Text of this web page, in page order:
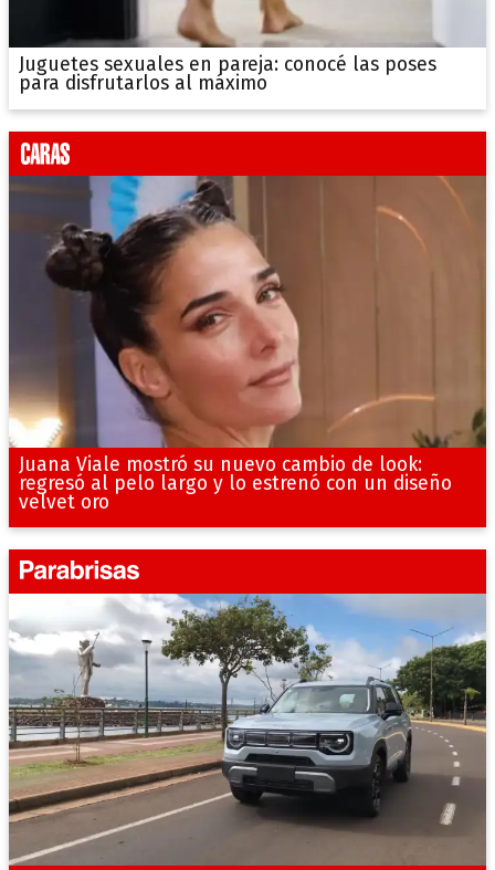
Juguetes sexuales en pareja: conocé las poses
para disfrutarlos al máximo
Juana Viale mostró su nuevo cambio de look:
regresó al pelo largo y lo estrenó con un diseño
velvet oro